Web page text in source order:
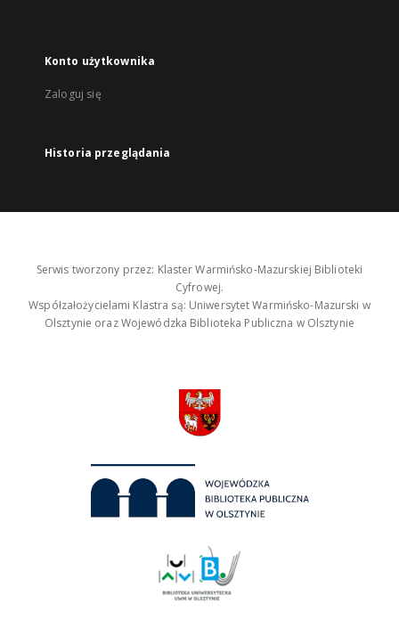
Konto użytkownika
Zaloguj się
Historia przeglądania
Serwis tworzony przez: Klaster Warmińsko-Mazurskiej Biblioteki
Cyfrowej.
Współzałożycielami Klastra są: Uniwersytet Warmińsko-Mazurski w
Olsztynie oraz Wojewódzka Biblioteka Publiczna w Olsztynie